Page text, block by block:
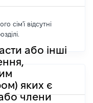
сім'ї відсутні
або інші
яких є
члени